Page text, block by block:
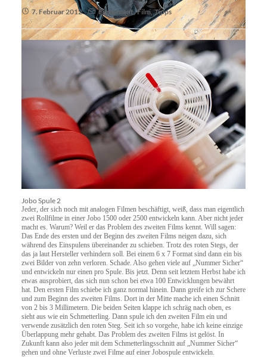
Think Tank 4
7. Februar 2012 Equipment, Film, Tipps
Jobo Spule 2
Jeder, der sich noch mit analogen Filmen beschäftigt, weiß, dass man eigentlich
zwei Rollfilme in einer Jobo 1500 oder 2500 entwickeln kann. Aber nicht jeder
macht es. Warum? Weil er das Problem des zweiten Films kennt. Will sagen:
Das Ende des ersten und der Beginn des zweiten Films neigen dazu, sich
während des Einspulens übereinander zu schieben. Trotz des roten Stegs, der
das ja laut Hersteller verhindern soll. Bei einem 6 x 7 Format sind dann ein bis
zwei Bilder von zehn verloren. Schade. Also gehen viele auf „Nummer Sicher“
und entwickeln nur einen pro Spule. Bis jetzt. Denn seit letztem Herbst habe ich
etwas ausprobiert, das sich nun schon bei etwa 100 Entwicklungen bewährt
hat. Den ersten Film schiebe ich ganz normal hinein. Dann greife ich zur Schere
und zum Beginn des zweiten Films. Dort in der Mitte mache ich einen Schnitt
von 2 bis 3 Millimetern. Die beiden Seiten klappe ich schräg nach oben, es
sieht aus wie ein Schmetterling. Dann spule ich den zweiten Film ein und
verwende zusätzlich den roten Steg. Seit ich so vorgehe, habe ich keine einzige
Überlappung mehr gehabt. Das Problem des zweiten Films ist gelöst. In
Zukunft kann also jeder mit dem Schmetterlingsschnitt auf „Nummer Sicher“
gehen und ohne Verluste zwei Filme auf einer Jobospule entwickeln.